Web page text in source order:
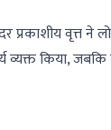
वृत्त ने
व्यक्त किया,